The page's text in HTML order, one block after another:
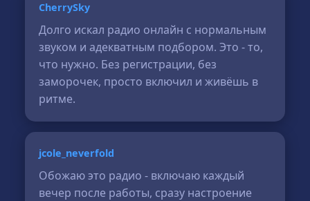
CherrySky
Долго искал радио онлайн с нормальным
звуком и адекватным подбором. Это - то,
что нужно. Без регистрации, без
заморочек, просто включил и живёшь в
ритме.
jcole_neverfold
Обожаю это радио - включаю каждый
вечер после работы, сразу настроение